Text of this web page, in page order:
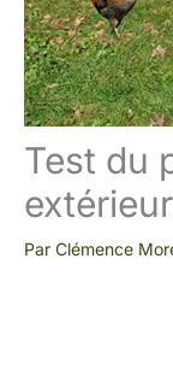
Test du
Par Clémence